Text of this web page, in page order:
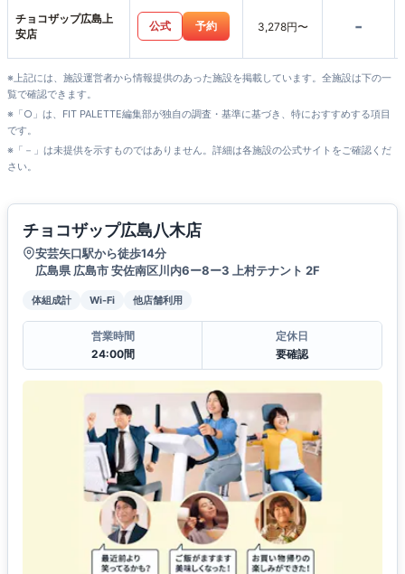
チョコザップ広島上
安店
公式 予約 3,278円〜 -
※上記には、施設運営者から情報提供のあった施設を掲載しています。全施設は下の一
覧で確認できます。
※「○」は、FIT PALETTE編集部が独自の調査・基準に基づき、特におすすめする項目
です。
※「－」は未提供を示すものではありません。詳細は各施設の公式サイトをご確認くだ
さい。
チョコザップ広島八木店
安芸矢口駅から徒歩14分
広島県 広島市 安佐南区川内6ー8ー3 上村テナント 2F
体組成計 Wi-Fi 他店舗利用
営業時間
24:00間
定休日
要確認